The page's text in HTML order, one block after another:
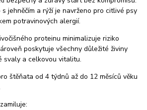
jehněčím a rýží je navrženo pro citlivé psy
potravinových alergií.
proteinu minimalizuje riziko
poskytuje všechny důležité živiny
svaly a celkovou vitalitu.
štěňata od 4 týdnů až do 12 měsíců věku